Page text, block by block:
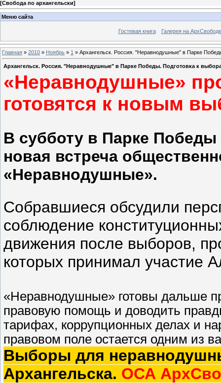
[Свобода по архангельски]
Меню сайта
Гостевая книга Галерея на АрхСвободе
Главная » 2010 » Ноябрь » 1 » Архангельск. Россия. "Неравнодушные" в Парке
Архангельск. Россия. "Неравнодушные" в Парке Победы. Подготовка к
«Неравнодушные»
готовятся к новым
В субботу в Парке Победы
новая встреча
«Неравнодушные».
Собравшиеся обсудили
соблюдение
движения после выборов,
которых принимал участие
«Неравнодушные» готовы дальше
правовую помощь и доводить
тарифах, коррупционных делах и
правовом поле остается одним из
Выборы для
Архангельска. ОСА